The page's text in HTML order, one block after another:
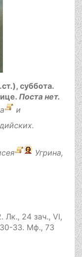
суббота.
Поста нет.
и
Угрина,
Лк., 24 зач., VI,
33. Мф., 73